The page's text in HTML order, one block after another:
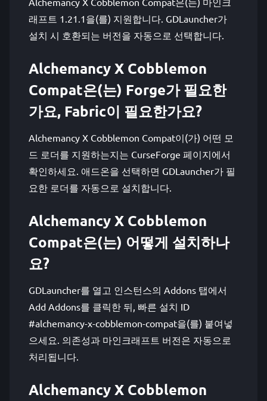
래프트 1.21.1을(를) 지원합니다. GDLauncher가
설치 시 호환되는 버전을 자동으로 선택합니다.
Alchemancy X Cobblemon
Compat은(는) Forge가 필요한
가요, Fabric이 필요한가요?
Alchemancy X Cobblemon Compat이(가) 어떤 모
드 로더를 지원하는지는 CurseForge 페이지에서
확인하세요. 애드온을 선택하면 GDLauncher가 필
요한 로더를 자동으로 설치합니다.
Alchemancy X Cobblemon
Compat은(는) 어떻게 설치하나
요?
GDLauncher를 열고 인스턴스의 Addons 탭에서
Add Addons를 클릭한 뒤, 빠른 설치 ID
#alchemancy-x-cobblemon-compat을(를) 붙여넣
으세요. 의존성과 마인크래프트 버전은 자동으로
처리됩니다.
Alchemancy X Cobblemon